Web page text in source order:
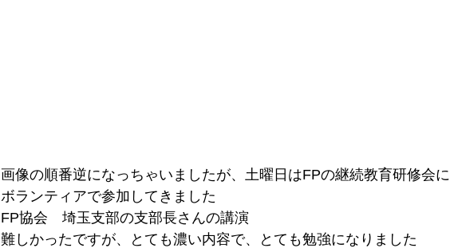
画像の順番逆になっちゃいましたが、土曜日はFPの継続教育研修会に
ボランティアで参加してきました
FP協会　埼玉支部の支部長さんの講演
難しかったですが、とても濃い内容で、とても勉強になりました